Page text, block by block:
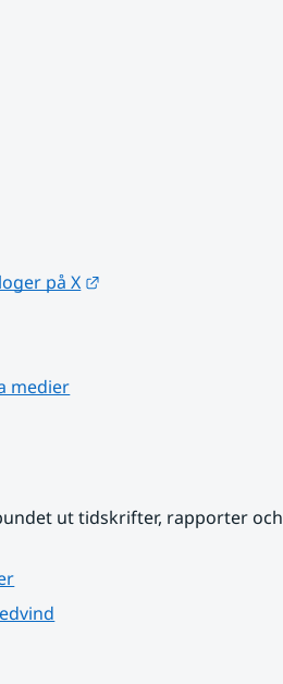
på X
medier
ut tidskrifter, rapporter och